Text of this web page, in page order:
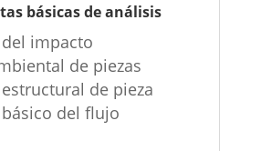
básicas de análisis
impacto
de piezas
de pieza
del flujo